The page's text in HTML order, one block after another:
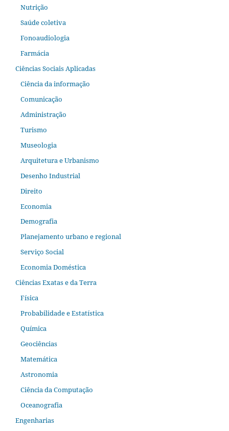
Nutrição
Saúde coletiva
Fonoaudiologia
Farmácia
Ciências Sociais Aplicadas
Ciência da informação
Comunicação
Administração
Turismo
Museologia
Arquitetura e Urbanismo
Desenho Industrial
Direito
Economia
Demografia
Planejamento urbano e regional
Serviço Social
Economia Doméstica
Ciências Exatas e da Terra
Física
Probabilidade e Estatística
Química
Geociências
Matemática
Astronomia
Ciência da Computação
Oceanografia
Engenharias